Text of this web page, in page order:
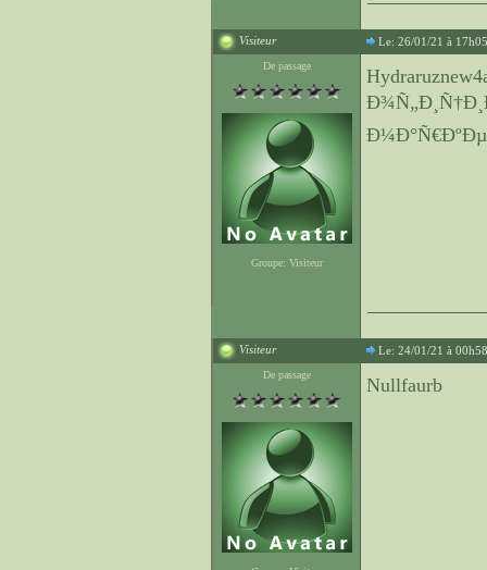
Visiteur Le: 26/01/21 à 17h05
De passage
Groupe: Visiteur
Visiteur Le: 24/01/21 à 00h58
De passage Nullfaurb